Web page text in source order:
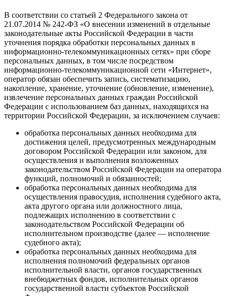
В соответствии со статьей 2 Федерального закона от
21.07.2014 № 242-ФЗ «О внесении изменений в отдельные
законодательные акты Российской Федерации в части
уточнения порядка обработки персональных данных в
информационно-телекоммуникационных сетях» при сборе
персональных данных, в том числе посредством
информационно-телекоммуникационной сети «Интернет»,
оператор обязан обеспечить запись, систематизацию,
накопление, хранение, уточнение (обновление, изменение),
извлечение персональных данных граждан Российской
Федерации с использованием баз данных, находящихся на
территории Российской Федерации, за исключением случаев:
обработка персональных данных необходима для
достижения целей, предусмотренных международным
договором Российской Федерации или законом, для
осуществления и выполнения возложенных
законодательством Российской Федерации на оператора
функций, полномочий и обязанностей;
обработка персональных данных необходима для
осуществления правосудия, исполнения судебного акта,
акта другого органа или должностного лица,
подлежащих исполнению в соответствии с
законодательством Российской Федерации об
исполнительном производстве (далее — исполнение
судебного акта);
обработка персональных данных необходима для
исполнения полномочий федеральных органов
исполнительной власти, органов государственных
внебюджетных фондов, исполнительных органов
государственной власти субъектов Российской